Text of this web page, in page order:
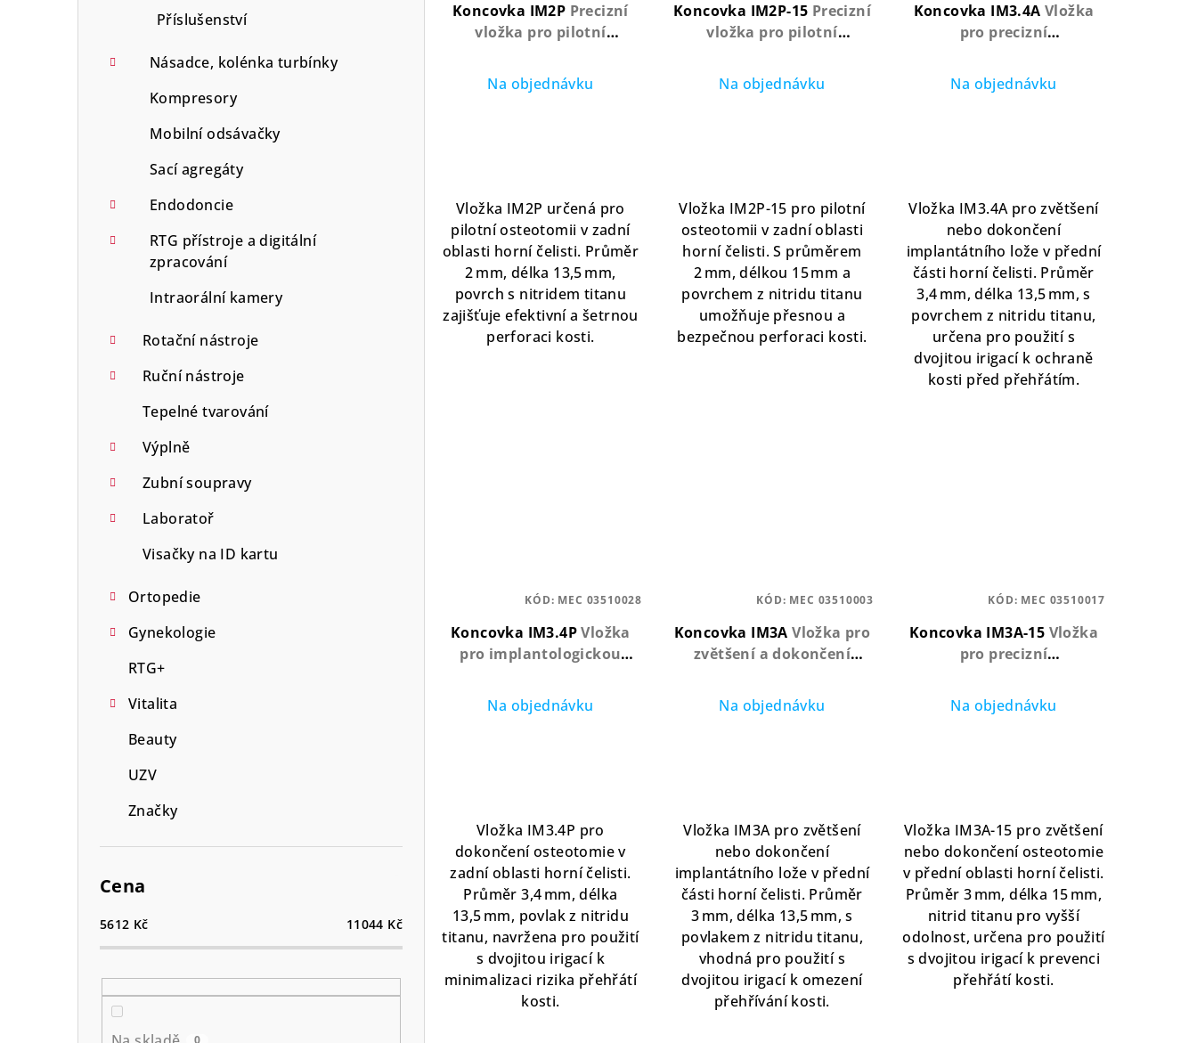
Příslušenství
Násadce, kolénka turbínky
Kompresory
Mobilní odsávačky
Sací agregáty
Endodoncie
RTG přístroje a digitální
zpracování
Intraorální kamery
Rotační nástroje
Ruční nástroje
Tepelné tvarování
Výplně
Zubní soupravy
Laboratoř
Visačky na ID kartu
Ortopedie
Gynekologie
RTG+
Vitalita
Beauty
UZV
Značky
Cena
5612 Kč 11044 Kč
Koncovka IM2P Precizní
vložka pro pilotní
s nitridovým povlakem
Na objednávku
Vložka IM2P určená pro
pilotní osteotomii v zadní
oblasti horní čelisti. Průměr
2 mm, délka 13,5 mm,
povrch s nitridem titanu
zajišťuje efektivní a šetrnou
perforaci kosti.
Koncovka IM2P-15 Precizní
vložka pro pilotní
s nitridovým povlakem,
délka 15 mm
Na objednávku
Vložka IM2P-15 pro pilotní
osteotomii v zadní oblasti
horní čelisti. S průměrem
2 mm, délkou 15 mm a
povrchem z nitridu titanu
umožňuje přesnou a
bezpečnou perforaci kosti.
Koncovka IM3.4A Vložka
pro precizní
s nitridovým povlakem,
průměr 3,4 mm
Na objednávku
Vložka IM3.4A pro zvětšení
nebo dokončení
implantátního lože v přední
části horní čelisti. Průměr
3,4 mm, délka 13,5 mm, s
povrchem z nitridu titanu,
určena pro použití s
dvojitou irigací k ochraně
kosti před přehřátím.
Koncovka IM3.4PVložka
pro implantologickou
nitridovým povlakem
Na objednávku
Vložka IM3.4P pro
dokončení osteotomie v
zadní oblasti horní čelisti.
Průměr 3,4 mm, délka
13,5 mm, povlak z nitridu
titanu, navržena pro použití
s dvojitou irigací k
minimalizaci rizika přehřátí
kosti.
KÓD: MEC 03510028
Koncovka IM3AVložka pro
zvětšení a dokončení
nitridovým povlakem
Na objednávku
Vložka IM3A pro zvětšení
nebo dokončení
implantátního lože v přední
části horní čelisti. Průměr
3 mm, délka 13,5 mm, s
povlakem z nitridu titanu,
vhodná pro použití s
dvojitou irigací k omezení
přehřívání kosti.
KÓD: MEC 03510003
Koncovka IM3A-15 Vložka
pro precizní
s nitridovým povlakem,
délka 15 mm
Na objednávku
Vložka IM3A-15 pro zvětšení
nebo dokončení osteotomie
v přední oblasti horní čelisti.
Průměr 3 mm, délka 15 mm,
nitrid titanu pro vyšší
odolnost, určena pro použití
s dvojitou irigací k prevenci
přehřátí kosti.
KÓD: MEC 03510017